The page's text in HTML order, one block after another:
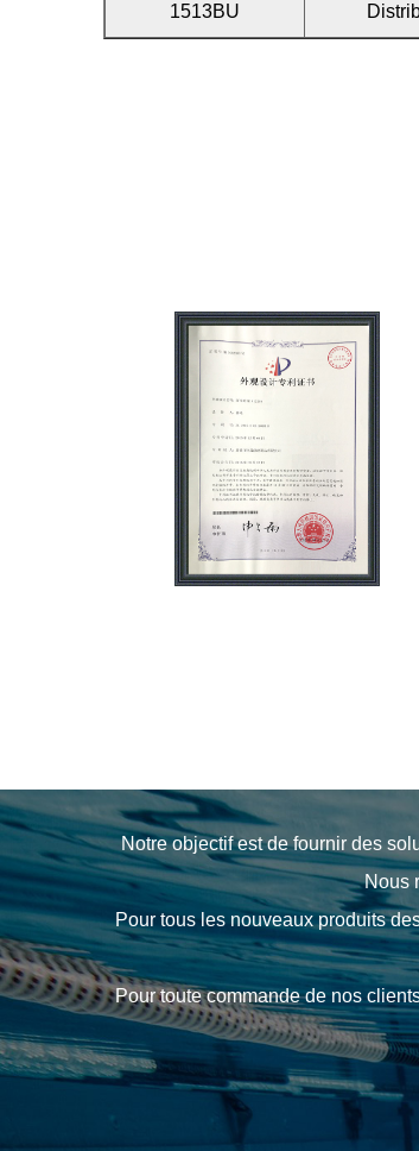
1513BU
Notre objectif est de fournir des
Nous
Pour tous les nouveaux produits
Pour toute commande de nos